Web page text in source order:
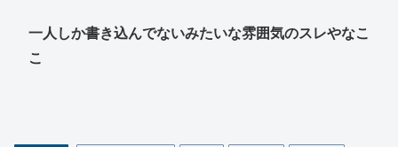
一人しか書き込んでないみたいな雰囲気のスレやなこ
こ